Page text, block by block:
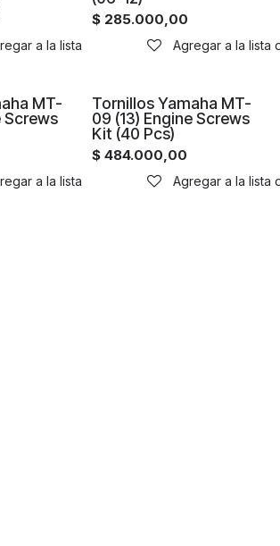
a la lista de deseos
$ 285.000,00
Agregar a la lista
MT-
Screws
a la lista de deseos
Tornillos Yamaha MT-
09 (13) Engine Screws
Kit (40 Pcs)
$484.000,00
Agregar a la lista